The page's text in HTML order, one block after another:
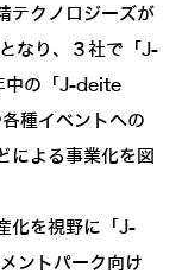
テクノロジーズが
なり、３社で「J-
中の「J-deite
種イベントへの
による事業化を図
化を視野に「J-
ントパーク向け